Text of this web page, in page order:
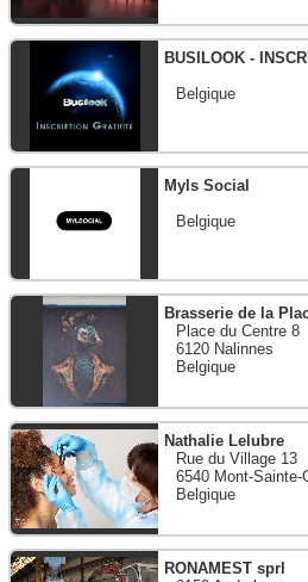
BUSILOOK -
Belgique
Myls Social
Belgique
Brasserie de la
Place du Centre 8
6120 Nalinnes
Belgique
Nathalie Lelubre
Rue du Village 13
6540 Mont-Sainte-
Belgique
RONAMEST sprl